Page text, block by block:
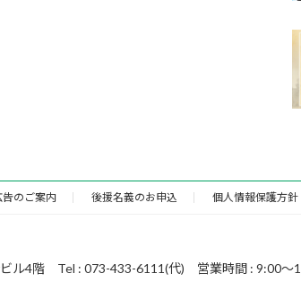
のご案内 後援名義のお申込 個人情報保護方針
ル4階 Tel : 073-433-6111(代) 営業時間 : 9:00～